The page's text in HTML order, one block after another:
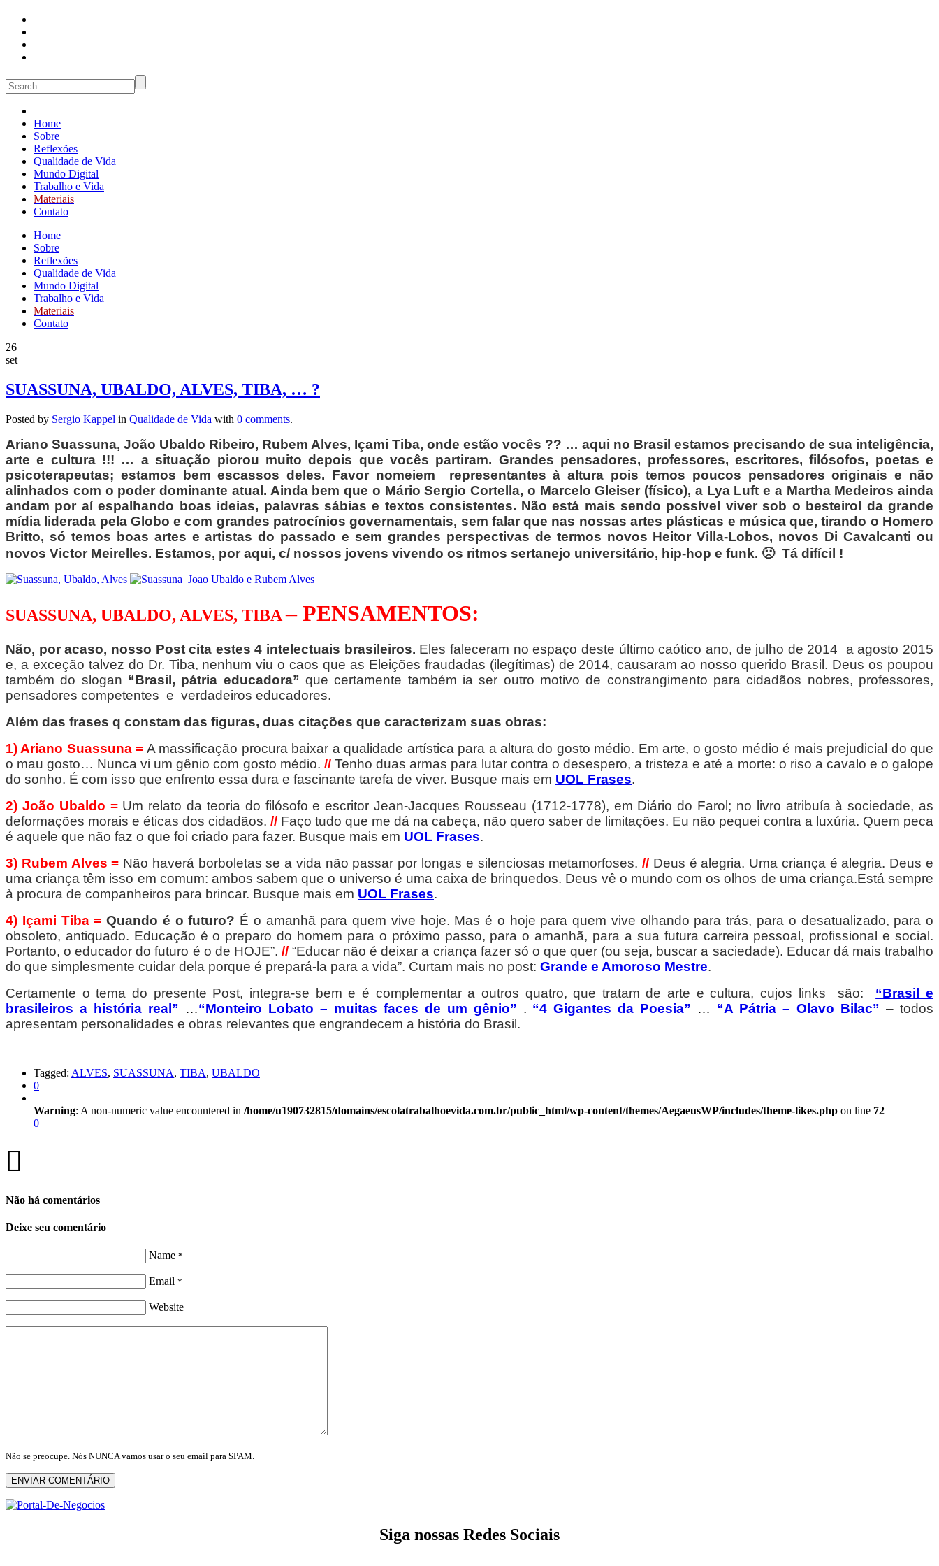
Home
Sobre
Reflexões
Qualidade de Vida
Mundo Digital
Trabalho e Vida
Materiais
Contato
Home
Sobre
Reflexões
Qualidade de Vida
Mundo Digital
Trabalho e Vida
Materiais
Contato
26
set
SUASSUNA, UBALDO, ALVES, TIBA, … ?
Posted by Sergio Kappel in Qualidade de Vida with 0 comments.
Ariano Suassuna, João Ubaldo Ribeiro, Rubem Alves, Içami Tiba, onde estão vocês ?? … aqui no Brasil estamos precisando de sua inteligência,
arte e cultura !!! … a situação piorou muito depois que vocês partiram. Grandes pensadores, professores, escritores, filósofos, poetas e
psicoterapeutas; estamos bem escassos deles. Favor nomeiem representantes à altura pois temos poucos pensadores originais e não
alinhados com o poder dominante atual. Ainda bem que o Mário Sergio Cortella, o Marcelo Gleiser (físico), a Lya Luft e a Martha Medeiros ainda
andam por aí espalhando boas ideias, palavras sábias e textos consistentes. Não está mais sendo possível viver sob o besteirol da grande
mídia liderada pela Globo e com grandes patrocínios governamentais, sem falar que nas nossas artes plásticas e música que, tirando o Homero
Britto, só temos boas artes e artistas do passado e sem grandes perspectivas de termos novos Heitor Villa-Lobos, novos Di Cavalcanti ou
novos Victor Meirelles. Estamos, por aqui, c/ nossos jovens vivendo os ritmos sertanejo universitário, hip-hop e funk. 🙁 Tá difícil !
SUASSUNA, UBALDO, ALVES, TIBA– PENSAMENTOS:
Não, por acaso, nosso Post cita estes 4 intelectuais brasileiros. Eles faleceram no espaço deste último caótico ano, de julho de 2014 a agosto 2015
e, a exceção talvez do Dr. Tiba, nenhum viu o caos que as Eleições fraudadas (ilegítimas) de 2014, causaram ao nosso querido Brasil. Deus os poupou
também do slogan “Brasil, pátria educadora” que certamente também ia ser outro motivo de constrangimento para cidadãos nobres, professores,
pensadores competentes e verdadeiros educadores.
Além das frases q constam das figuras, duas citações que caracterizam suas obras:
1) Ariano Suassuna = A massificação procura baixar a qualidade artística para a altura do gosto médio. Em arte, o gosto médio é mais prejudicial do que
o mau gosto… Nunca vi um gênio com gosto médio. //Tenho duas armas para lutar contra o desespero, a tristeza e até a morte: o riso a cavalo e o galope
do sonho. É com isso que enfrento essa dura e fascinante tarefa de viver. Busque mais em UOL Frases.
2) João Ubaldo =Um relato da teoria do filósofo e escritor Jean-Jacques Rousseau (1712-1778), em Diário do Farol; no livro atribuía à sociedade, as
deformações morais e éticas dos cidadãos. // Faço tudo que me dá na cabeça, não quero saber de limitações. Eu não pequei contra a luxúria. Quem peca
é aquele que não faz o que foi criado para fazer. Busque mais em UOL Frases.
3) Rubem Alves = Não haverá borboletas se a vida não passar por longas e silenciosas metamorfoses.// Deus é alegria. Uma criança é alegria. Deus e
uma criança têm isso em comum: ambos sabem que o universo é uma caixa de brinquedos. Deus vê o mundo com os olhos de uma criança.Está sempre
à procura de companheiros para brincar. Busque mais em UOL Frases.
4) Içami Tiba = Quando é o futuro? É o amanhã para quem vive hoje. Mas é o hoje para quem vive olhando para trás, para o desatualizado, para o
obsoleto, antiquado. Educação é o preparo do homem para o próximo passo, para o amanhã, para a sua futura carreira pessoal, profissional e social.
Portanto, o educador do futuro é o de HOJE”. //“Educar não é deixar a criança fazer só o que quer (ou seja, buscar a saciedade). Educar dá mais trabalho
do que simplesmente cuidar dela porque é prepará-la para a vida”. Curtam mais no post: Grande e Amoroso Mestre.
Certamente o tema do presente Post, integra-se bem e é complementar a outros quatro, que tratam de arte e cultura, cujos links são:
“Brasil e
brasileiros a história real” …“Monteiro Lobato – muitas faces de um gênio” . “4 Gigantes da Poesia” … “A Pátria – Olavo Bilac” – todos
apresentam personalidades e obras relevantes que engrandecem a história do Brasil.
Tagged: ALVES, SUASSUNA, TIBA, UBALDO
0
Warning: A non-numeric value encountered in /home/u190732815/domains/escolatrabalhoevida.com.br/public_html/wp-content/themes/AegaeusWP/includes/theme-likes.php on line 72
0
Não há comentários
Deixe seu comentário
Name *
Email *
Website
Não se preocupe. Nós NUNCA vamos usar o seu email para SPAM.
ENVIAR COMENTÁRIO
Siga nossas Redes Sociais